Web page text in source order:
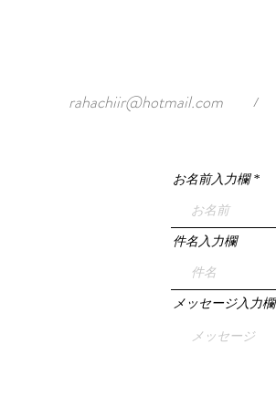
rahachiir@hotmail.com /
お名前入力欄
件名入力欄
メッセージ入力欄